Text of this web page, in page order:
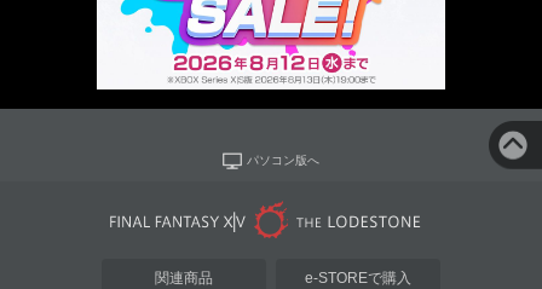
パソコン版へ
関連商品 e-STOREで購入